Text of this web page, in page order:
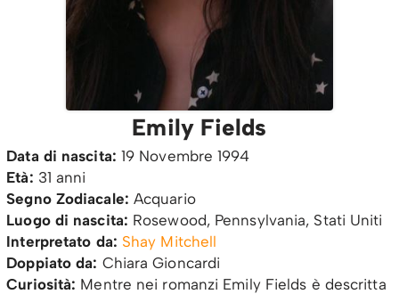
Emily Fields
Data di nascita: 19 Novembre 1994
Età: 31 anni
Segno Zodiacale: Acquario
Luogo di nascita: Rosewood, Pennsylvania, Stati Uniti
Interpretato da: Shay Mitchell
Doppiato da: Chiara Gioncardi
Curiosità: Mentre nei romanzi Emily Fields è descritta